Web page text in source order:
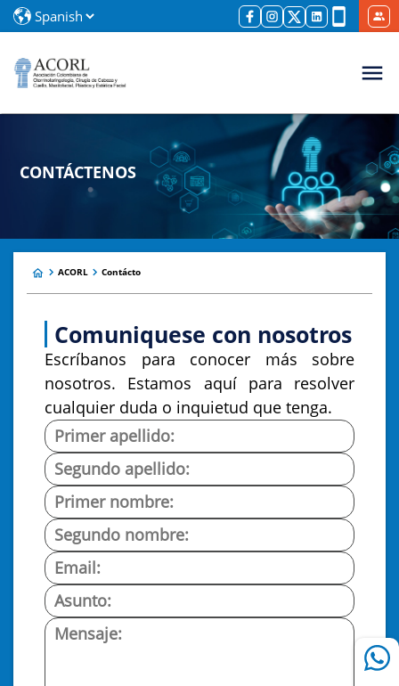
CONTÁCTENOS
ACORL Contácto
Comuniquese con nosotros
Escríbanos para conocer más sobre
nosotros. Estamos aquí para resolver
cualquier duda o inquietud que tenga.